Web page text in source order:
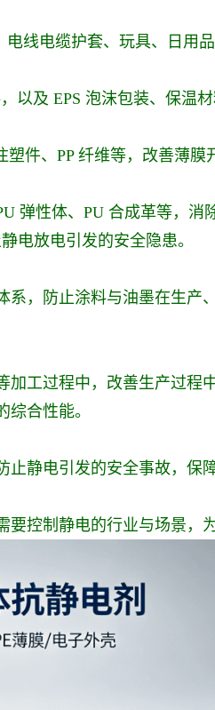
线电缆护套、玩具、日用
以及 EPS 泡沫包装、保
塑件、PP 纤维等，改善薄
弹性体、PU 合成革等，
电放电引发的安全隐患。
，防止涂料与油墨在生
工过程中，改善生产过
合性能。
静电引发的安全事故，保
控制静电的行业与场景，